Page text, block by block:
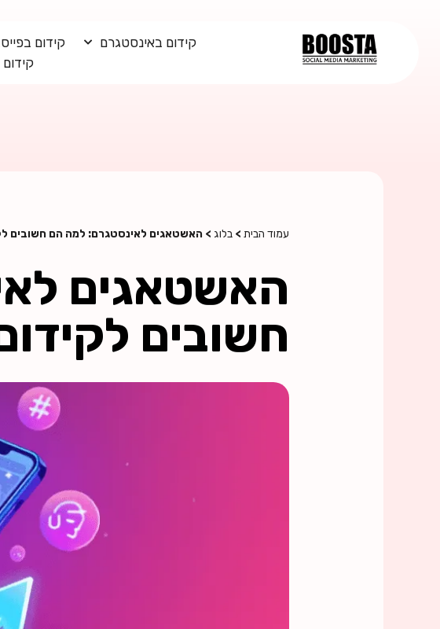
קידום באינסטגרם קידום
עמוד הבית > בלוג > האשטאגים לאינסטגרם: למה הם חשובים
האשטאגים
חשובים